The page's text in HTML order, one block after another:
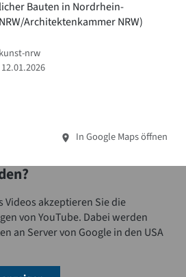
Bauten in Nordrhein-
Architektenkammer NRW)
nrw
In Google Maps öffnen
Videos akzeptieren Sie die
von YouTube. Dabei werden
an Server von Google in den USA